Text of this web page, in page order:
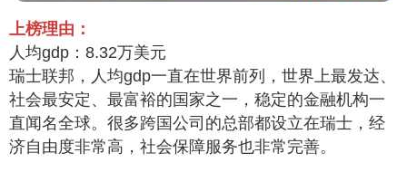
上榜理由：
人均gdp：8.32万美元
瑞士联邦，人均gdp一直在世界前列，世界上最发达、
社会最安定、最富裕的国家之一，稳定的金融机构一
直闻名全球。很多跨国公司的总部都设立在瑞士，经
济自由度非常高，社会保障服务也非常完善。